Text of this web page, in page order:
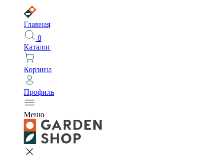
Главная
8
Каталог
Корзина
Профиль
Меню